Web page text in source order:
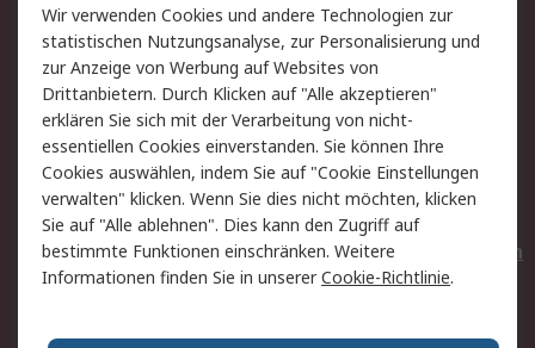
Rücksendungen
Kontakt
Hilfe
Privatkunden
Rechtliches
AGB
Datenschutz
Cookie-Richtlinie
Zahlungsbedingungen
Copyright/Impressum
Entsorgung
Elektrogeräte/Batterien
Wir verwenden Cookies und andere Technologien zur
statistischen Nutzungsanalyse, zur Personalisierung und
zur Anzeige von Werbung auf Websites von
Drittanbietern. Durch Klicken auf "Alle akzeptieren"
erklären Sie sich mit der Verarbeitung von nicht-
essentiellen Cookies einverstanden. Sie können Ihre
Cookies auswählen, indem Sie auf "Cookie Einstellungen
verwalten" klicken. Wenn Sie dies nicht möchten, klicken
Sie auf "Alle ablehnen". Dies kann den Zugriff auf
bestimmte Funktionen einschränken. Weitere
Informationen finden Sie in unsererCookie-Richtlinie.